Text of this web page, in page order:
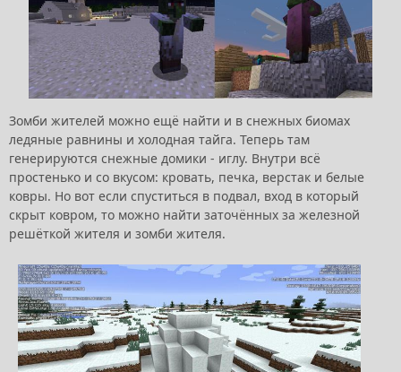
Зомби жителей можно ещё найти и в снежных биомах
ледяные равнины и холодная тайга. Теперь там
генерируются снежные домики - иглу. Внутри всё
простенько и со вкусом: кровать, печка, верстак и белые
ковры. Но вот если спуститься в подвал, вход в который
скрыт ковром, то можно найти заточённых за железной
решёткой жителя и зомби жителя.